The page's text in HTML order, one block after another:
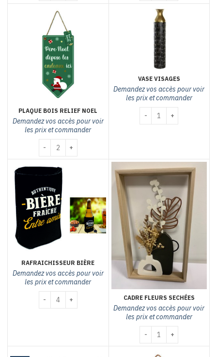
PLAQUE BOIS RELIEF NOEL
Demandez vos accès pour voir
les prix et commander
quantité de PLAQUE BOIS RELIEF NOEL
VASE VISAGES
Demandez vos accès pour voir
les prix et commander
quantité de Vase visages
RAFRAICHISSEUR BIÈRE
Demandez vos accès pour voir
les prix et commander
quantité de Rafraichisseur bièreCADRE FLEURS SECHÉES
Demandez vos accès pour voir
les prix et commander
quantité de Cadre fleurs